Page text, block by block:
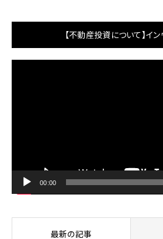
【不動産投資について】イン
00:00
最新の記事